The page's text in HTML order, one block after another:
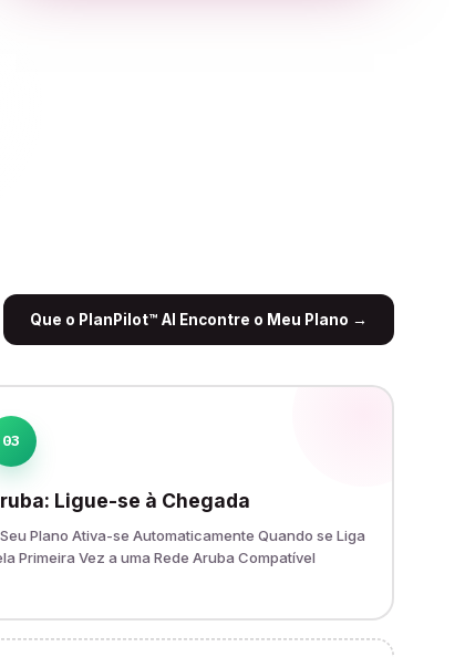
Que o PlanPilot™ AI Encontre o Meu Plano →
03
Ligue-se à Chegada
Plano Ativa-se Automaticamente Quando se Liga
Primeira Vez a uma Rede Aruba Compatível